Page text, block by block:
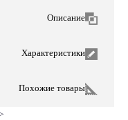
Описание
Характеристики
Похожие товары
>